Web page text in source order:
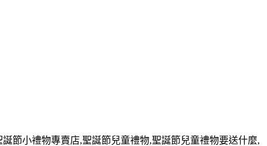
誕節小禮物專賣店,聖誕節兒童禮物,聖誕節兒童禮物要送什麼,